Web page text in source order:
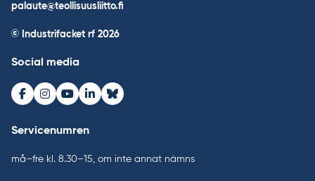
palaute@teollisuusliitto.fi
© Industrifacket rf 2026
Social media
Facebook
Instagram
Youtube
LinkedInBluesky
Servicenumren
må–fre kl. 8.30–15, om inte annat nämns